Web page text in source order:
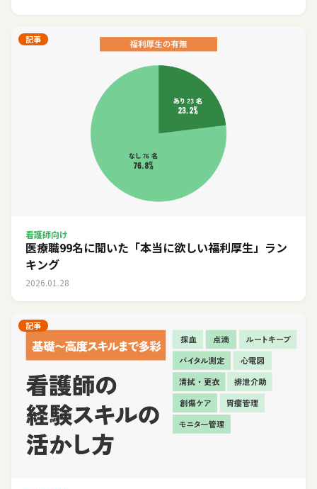
記事
看護師向け
医療職99名に聞いた「本当に欲しい福利厚生」ラン
キング
2026.01.28
記事